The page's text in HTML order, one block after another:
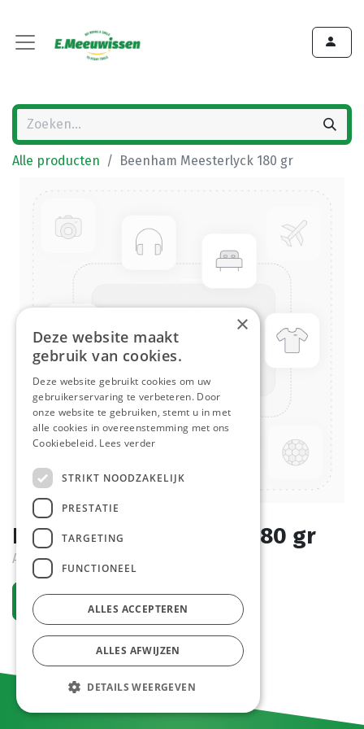
Alle producten Beenham Meesterlyck 180 gr
Beenham Meesterlyck 180 gr
Actief
Vraag een account aan
×
Deze website maakt
gebruik van cookies.
Deze website gebruikt cookies om uw
gebruikerservaring te verbeteren. Door
onze website te gebruiken, stemt u in met
alle cookies in overeenstemming met ons
Cookiebeleid. Lees verder
STRIKT NOODZAKELIJK
PRESTATIE
TARGETING
FUNCTIONEEL
ALLES ACCEPTEREN
ALLES AFWIJZEN
DETAILS WEERGEVEN